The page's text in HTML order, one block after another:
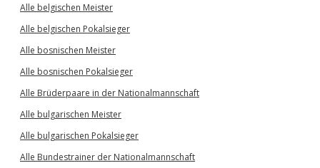
Alle belgischen Meister
Alle belgischen Pokalsieger
Alle bosnischen Meister
Alle bosnischen Pokalsieger
Alle Brüderpaare in der Nationalmannschaft
Alle bulgarischen Meister
Alle bulgarischen Pokalsieger
Alle Bundestrainer der Nationalmannschaft